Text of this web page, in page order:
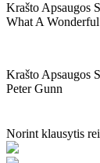
Krašto Apsaugos
What A
Krašto Apsaugos
Peter Gunn
Norint klausytis